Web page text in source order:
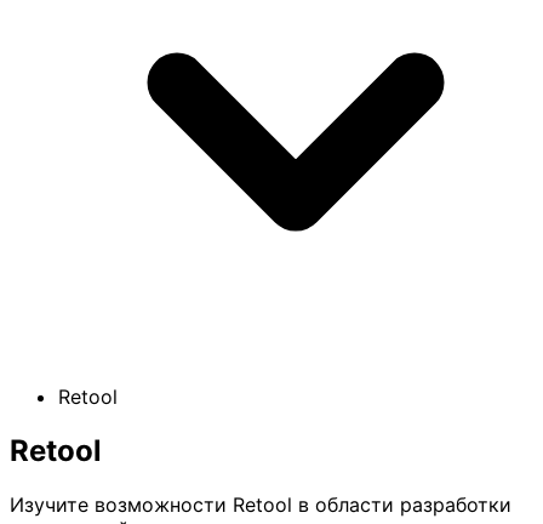
Retool
Retool
Изучите возможности Retool в области разработки